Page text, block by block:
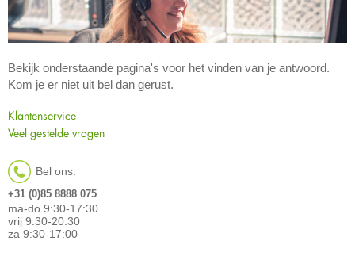
Bekijk onderstaande pagina's voor het vinden van je antwoord.
Kom je er niet uit bel dan gerust.
Klantenservice
Veel gestelde vragen
Bel ons:
+31 (0)85 8888 075
ma-do 9:30-17:30
vrij 9:30-20:30
za 9:30-17:00